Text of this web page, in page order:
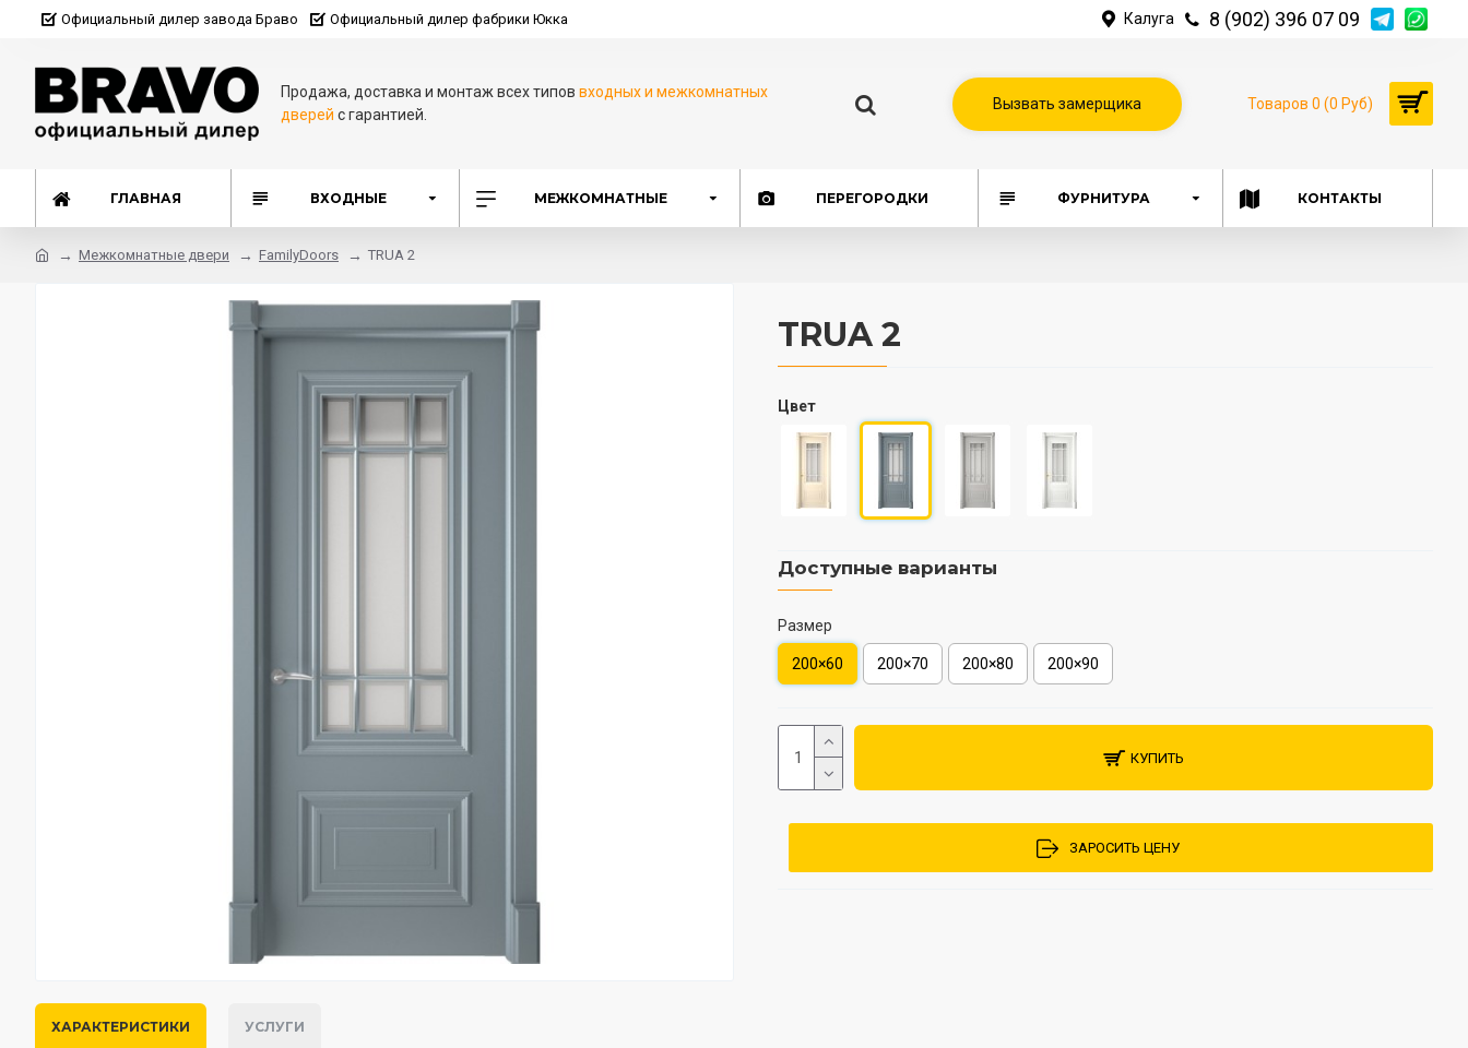
Официальный дилер завода Браво Официальный дилер фабрики Юкка Калуга 8 (902) 396 07 09
Продажа, доставка и монтаж всех типоввходных и межкомнатных
дверей с гарантией.
Вызвать замерщика Товаров 0 (0 Руб)
ГЛАВНАЯ ВХОДНЫЕ МЕЖКОМНАТНЫЕ ПЕРЕГОРОДКИ ФУРНИТУРА КОНТАКТЫ
Межкомнатные двери FamilyDoors TRUA 2
TRUA 2
Цвет
Доступные варианты
Размер
200×60 200×70 200×80 200×90
КУПИТЬ
ЗАРОСИТЬ ЦЕНУ
ХАРАКТЕРИСТИКИ УСЛУГИ